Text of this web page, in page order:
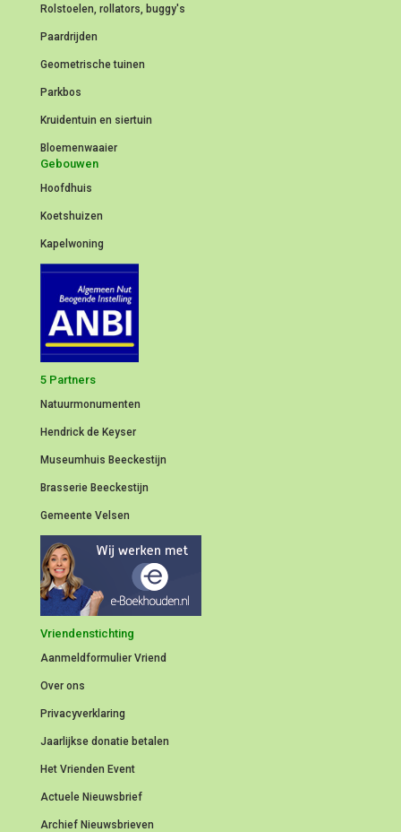
Rolstoelen, rollators, buggy's
Paardrijden
Geometrische tuinen
Parkbos
Kruidentuin en siertuin
Bloemenwaaier
Gebouwen
Hoofdhuis
Koetshuizen
Kapelwoning
5 Partners
Natuurmonumenten
Hendrick de Keyser
Museumhuis Beeckestijn
Brasserie Beeckestijn
Gemeente Velsen
Vriendenstichting
Aanmeldformulier Vriend
Over ons
Privacyverklaring
Jaarlijkse donatie betalen
Het Vrienden Event
Actuele Nieuwsbrief
Archief Nieuwsbrieven